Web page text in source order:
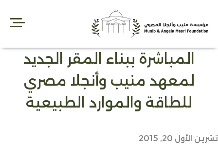
content
المباشرة ببناء المقر الجديد
لمعهد منيب وأنجلا مصري
للطاقة والموارد الطبيعية
تشرين الأول 20, 2015